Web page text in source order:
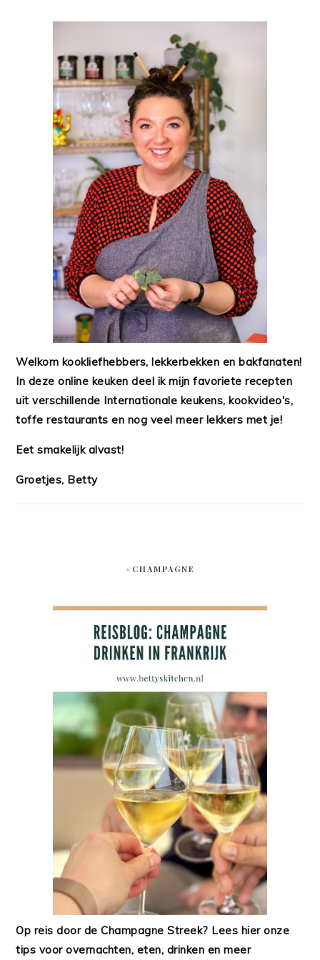
Welkom kookliefhebbers, lekkerbekken en bakfanaten!
In deze online keuken deel ik mijn favoriete recepten
uit verschillende Internationale keukens, kookvideo's,
toffe restaurants en nog veel meer lekkers met je!
Eet smakelijk alvast!
Groetjes, Betty
#CHAMPAGNE
Op reis door de Champagne Streek? Lees hier onze
tips voor overnachten, eten, drinken en meer